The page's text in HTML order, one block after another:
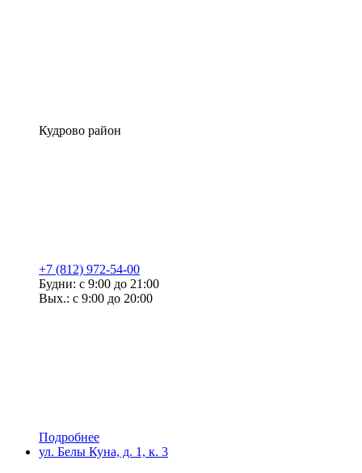
Кудрово район
+7 (812) 972-54-00
Будни: с 9:00 до 21:00
Вых.: с 9:00 до 20:00
Подробнее
ул. Белы Куна, д. 1, к. 3